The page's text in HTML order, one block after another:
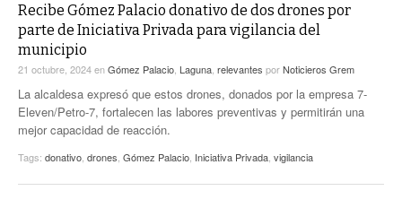
Recibe Gómez Palacio donativo de dos drones por
parte de Iniciativa Privada para vigilancia del
municipio
21 octubre, 2024enGómez Palacio Laguna relevantes porNoticieros Grem
La alcaldesa expresó que estos drones, donados por la empresa 7-
Eleven/Petro-7, fortalecen las labores preventivas y permitirán una
mejor capacidad de reacción.
Tags: donativo drones Gómez Palacio Iniciativa Privada vigilancia